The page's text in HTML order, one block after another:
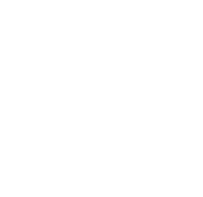
for organisasjonen og kjøpe telefonnumre
du overføringsforespørselen tidlig –